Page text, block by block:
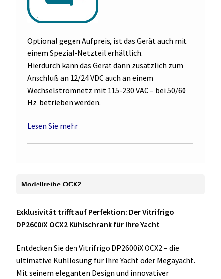
Optional gegen Aufpreis, ist das Gerät auch mit
einem Spezial-Netzteil erhältlich.
Hierdurch kann das Gerät dann zusätzlich zum
Anschluß an 12/24 VDC auch an einem
Wechselstromnetz mit 115-230 VAC – bei 50/60
Hz. betrieben werden.
Lesen Sie mehr
Modellreihe OCX2
Exklusivität trifft auf Perfektion: Der Vitrifrigo
DP2600iX OCX2 Kühlschrank für Ihre Yacht
Entdecken Sie den Vitrifrigo DP2600iX OCX2 – die
ultimative Kühllösung für Ihre Yacht oder Megayacht.
Mit seinem eleganten Design und innovativer